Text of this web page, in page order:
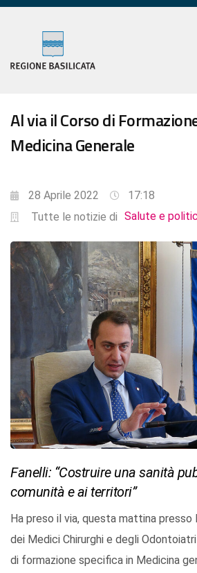
Al via il Corso di
Medicina Generale
28 Aprile 2022
17:18
Tutte le notizie di Salute e
Fanelli: “Costruire una sanità
comunità e ai territori”
Ha preso il via, questa mattina presso
dei Medici Chirurghi e degli
di formazione specifica in Medicina